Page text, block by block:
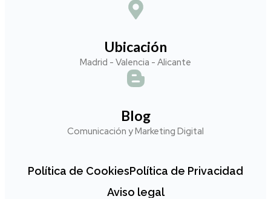
Ubicación
Madrid - Valencia - Alicante
Blog
Comunicación y Marketing Digital
Política de CookiesPolítica de Privacidad
Aviso legal